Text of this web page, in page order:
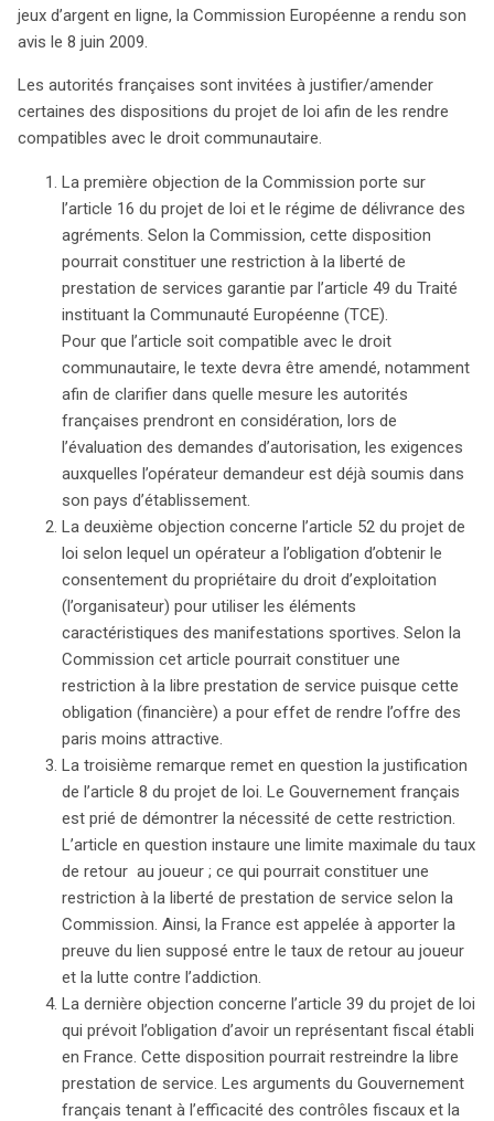
jeux d’argent en ligne à la concurrence a suscité des
réserves de la part de la Commission Européenne. Dans
plusieurs articles du projet qui pourraient enfreindre le
droit communautaire. Notamment, l’article 16, relatif à la
délivrance des agréments, soulève des inquiétudes
quant à une possible restriction à la libre prestation de
services. La Commission appelle à une clarification sur
l’évaluation des demandes d’autorisation en tenant
compte des réglementations du pays d’origine des
opérateurs. De plus, l’article 52, qui impose aux
opérateurs d’obtenir le consentement des organisateurs
pour utiliser des éléments de manifestations sportives,
pourrait également nuire à l’attractivité des paris,
constituant ainsi une entrave à la libre concurrence.
L’article 8, limitant le taux de retour au joueur, est
également controversé, nécessitant une justification
solide de la part du gouvernement français sur son lien
avec la lutte contre l’addiction. Enfin, l’article 39, exigeant
un représentant fiscal en France, pourrait restreindre la
libre circulation des services, rendant la mesure
contestable. En conséquence, la France doit reporter
l’adoption de la loi jusqu’au 8 juillet 2009. Si ces
modifications ne sont pas apportées, une procédure de
recours pourrait être engagée contre elle, soulignant
ainsi l’urgence d’une révision conforme aux normes
européennes.
jeux d’argent en ligne, la Commission Européenne a rendu son
avis le 8 juin 2009.
Les autorités françaises sont invitées à justifier/amender
certaines des dispositions du projet de loi afin de les rendre
compatibles avec le droit communautaire.
La première objection de la Commission porte sur
l’article 16 du projet de loi et le régime de délivrance des
agréments. Selon la Commission, cette disposition
pourrait constituer une restriction à la liberté de
prestation de services garantie par l’article 49 du Traité
instituant la Communauté Européenne (TCE).
Pour que l’article soit compatible avec le droit
communautaire, le texte devra être amendé, notamment
afin de clarifier dans quelle mesure les autorités
françaises prendront en considération, lors de
l’évaluation des demandes d’autorisation, les exigences
auxquelles l’opérateur demandeur est déjà soumis dans
son pays d’établissement.
La deuxième objection concerne l’article 52 du projet de
loi selon lequel un opérateur a l’obligation d’obtenir le
consentement du propriétaire du droit d’exploitation
(l’organisateur) pour utiliser les éléments
caractéristiques des manifestations sportives. Selon la
Commission cet article pourrait constituer une
restriction à la libre prestation de service puisque cette
obligation (financière) a pour effet de rendre l’offre des
paris moins attractive.
La troisième remarque remet en question la justification
de l’article 8 du projet de loi. Le Gouvernement français
est prié de démontrer la nécessité de cette restriction.
L’article en question instaure une limite maximale du taux
de retour au joueur ; ce qui pourrait constituer une
restriction à la liberté de prestation de service selon la
Commission. Ainsi, la France est appelée à apporter la
preuve du lien supposé entre le taux de retour au joueur
et la lutte contre l’addiction.
La dernière objection concerne l’article 39 du projet de loi
qui prévoit l’obligation d’avoir un représentant fiscal établi
en France. Cette disposition pourrait restreindre la libre
prestation de service. Les arguments du Gouvernement
français tenant à l’efficacité des contrôles fiscaux et la